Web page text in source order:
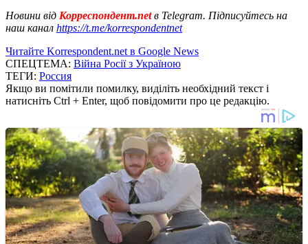
Новини від Корреспондент.netв Telegram. Підписуйтесь на
наш канал https://t.me/korrespondentnet
Читайте Korrespondent.net в Google News
СПЕЦТЕМА: Війна Росії з Україною
ТЕГИ: Россия
Якщо ви помітили помилку, виділіть необхідний текст і
натисніть Ctrl + Enter, щоб повідомити про це редакцію.